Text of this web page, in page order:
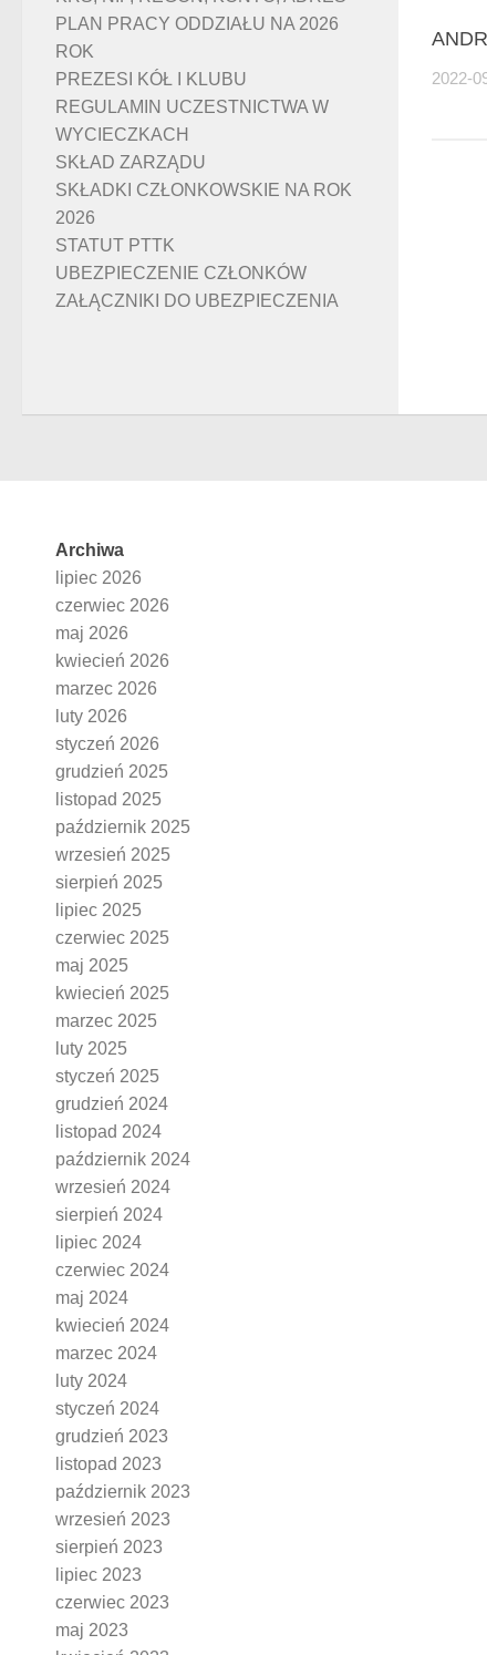
2022-
PLAN PRACY ODDZIAŁU NA 2026
ROK
PREZESI KÓŁ I KLUBU
REGULAMIN UCZESTNICTWA W
WYCIECZKACH
SKŁAD ZARZĄDU
SKŁADKI CZŁONKOWSKIE NA ROK
2026
STATUT PTTK
UBEZPIECZENIE CZŁONKÓW
ZAŁĄCZNIKI DO UBEZPIECZENIA
Archiwa
lipiec 2026
czerwiec 2026
maj 2026
kwiecień 2026
marzec 2026
luty 2026
styczeń 2026
grudzień 2025
listopad 2025
październik 2025
wrzesień 2025
sierpień 2025
lipiec 2025
czerwiec 2025
maj 2025
kwiecień 2025
marzec 2025
luty 2025
styczeń 2025
grudzień 2024
listopad 2024
październik 2024
wrzesień 2024
sierpień 2024
lipiec 2024
czerwiec 2024
maj 2024
kwiecień 2024
marzec 2024
luty 2024
styczeń 2024
grudzień 2023
listopad 2023
październik 2023
wrzesień 2023
sierpień 2023
lipiec 2023
czerwiec 2023
maj 2023